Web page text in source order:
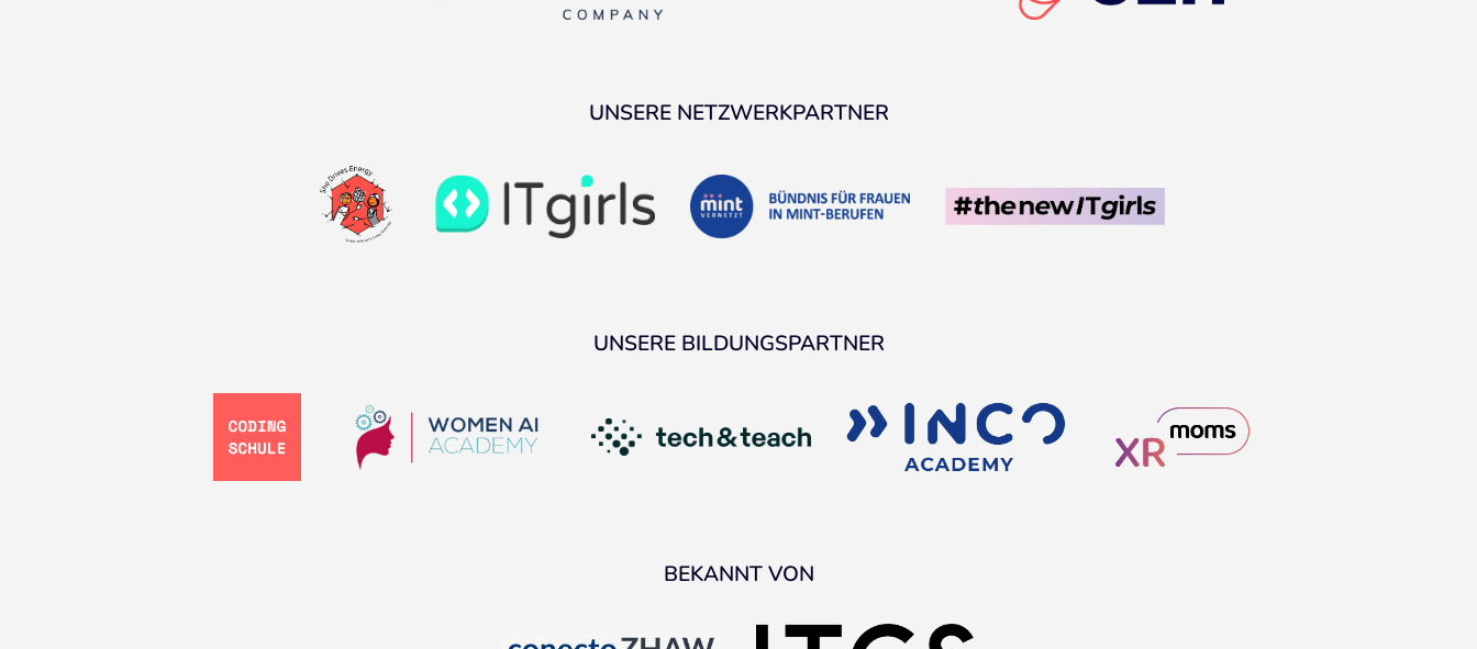
UNSERE NETZWERKPARTNER
UNSERE BILDUNGSPARTNER
BEKANNT VON